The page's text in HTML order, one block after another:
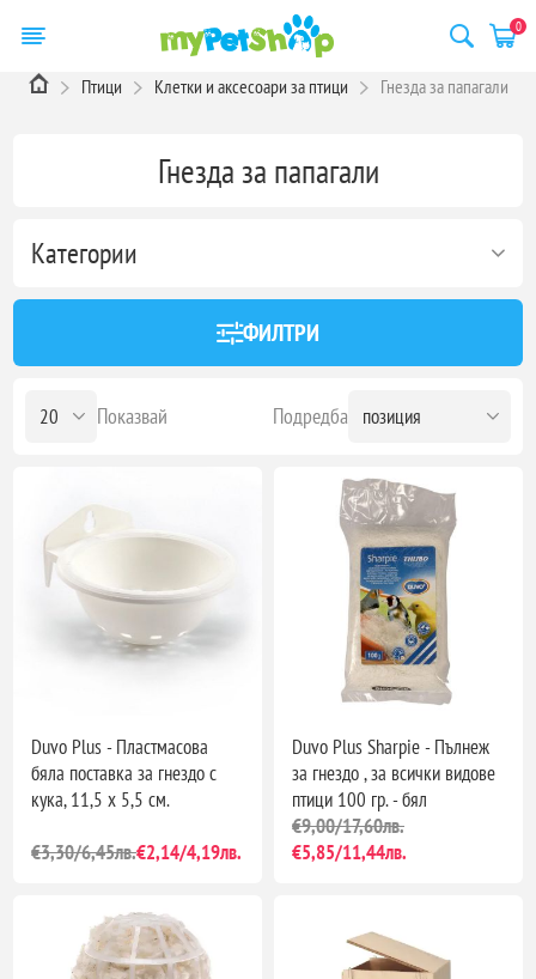
0
Птици Клетки и аксесоари за птици Гнезда за папагали
Гнезда за папагали
Категории
ФИЛТРИ
Подредба
Показвай
Duvo Plus - Пластмасова
бяла поставка за гнездо с
кука, 11,5 х 5,5 см.
€3,30/6,45лв.€2,14/4,19лв.
Duvo Plus Sharpie - Пълнеж
за гнездо , за всички видове
птици 100 гр. - бял
€9,00/17,60лв.
€5,85/11,44лв.